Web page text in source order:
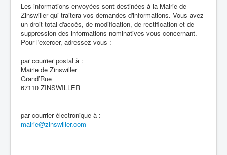
Les informations envoyées sont destinées à la Mairie de
Zinswiller qui traitera vos demandes d'informations. Vous avez
un droit total d'accès, de modification, de rectification et de
suppression des informations nominatives vous concernant.
Pour l'exercer, adressez-vous :
par courrier postal à :
Mairie de Zinswiller
Grand’Rue
67110 ZINSWILLER
par courrier électronique à :
mairie@zinswiller.com